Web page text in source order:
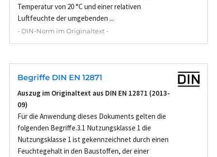
Temperatur von 20 °C und einer relativen
Luftfeuchte der umgebenden ...
- DIN-Norm im Originaltext -
Begriffe DIN EN 12871
Auszug im Originaltext aus DIN EN 12871 (2013-
09)
Für die Anwendung dieses Dokuments gelten die
folgenden Begriffe.3.1 Nutzungsklasse 1 die
Nutzungsklasse 1 ist gekennzeichnet durch einen
Feuchtegehalt in den Baustoffen, der einer